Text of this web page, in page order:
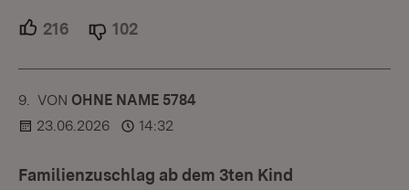
216 Unterstützer.
102
9. KOMMENTAR
VON :OHNE NAME 5784
23.06.2026
14:32
Familienzuschlag ab dem 3ten Kind